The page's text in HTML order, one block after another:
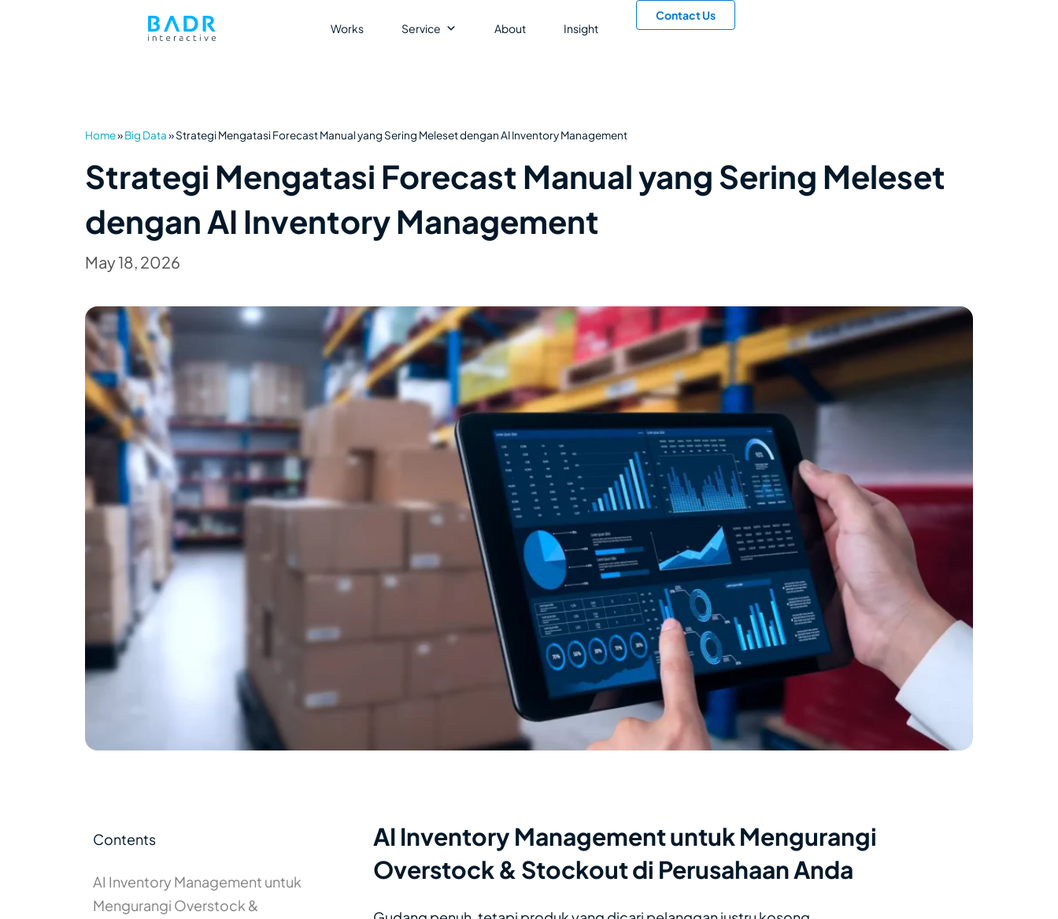
Works Service About Insight
Contact Us
Home»Big Data»Strategi Mengatasi Forecast Manual yang Sering Meleset dengan AI Inventory Management
Strategi Mengatasi Forecast Manual yang Sering Meleset
dengan AI Inventory Management
May 18, 2026
Contents
AI Inventory Management untuk
Mengurangi Overstock &
AI Inventory Management untuk Mengurangi
Overstock & Stockout di Perusahaan Anda